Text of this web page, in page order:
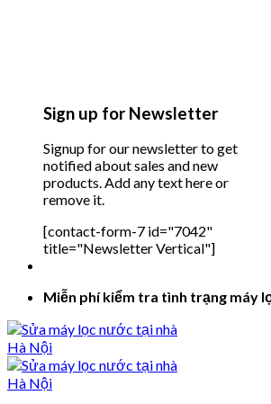
Sign up for Newsletter
Signup for our newsletter to get
notified about sales and new
products. Add any text here or
remove it.
[contact-form-7 id="7042"
title="Newsletter Vertical"]
Miễn phí kiểm tra tình trạng máy